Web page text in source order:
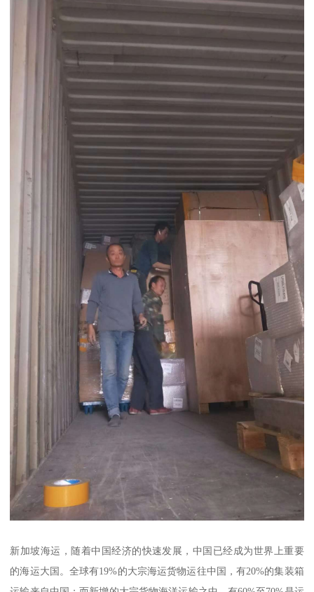
新加坡海运，随着中国经济的快速发展，中国已经成为世界上重要
的海运大国。全球有19%的大宗海运货物运往中国，有20%的集装箱